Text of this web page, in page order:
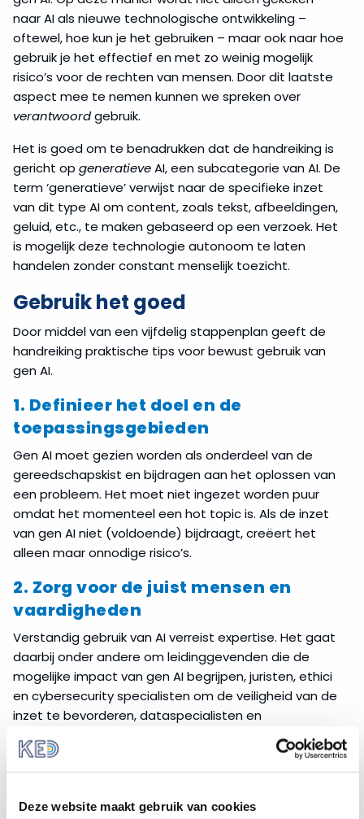
Deze website maakt gebruik van cookies
naar AI als nieuwe technologische ontwikkeling –
oftewel, hoe kun je het gebruiken – maar ook naar hoe
gebruik je het effectief en met zo weinig mogelijk
risico’s voor de rechten van mensen. Door dit laatste
aspect mee te nemen kunnen we spreken over
verantwoordgebruik.
Het is goed om te benadrukken dat de handreiking is
gericht op generatieveAI, een subcategorie van AI. De
term ‘generatieve’ verwijst naar de specifieke inzet
van dit type AI om content, zoals tekst, afbeeldingen,
geluid, etc., te maken gebaseerd op een verzoek. Het
is mogelijk deze technologie autonoom te laten
handelen zonder constant menselijk toezicht.
Gebruik het goed
Door middel van een vijfdelig stappenplan geeft de
handreiking praktische tips voor bewust gebruik van
gen AI.
1. Definieer het doel en de
toepassingsgebieden
Gen AI moet gezien worden als onderdeel van de
gereedschapskist en bijdragen aan het oplossen van
een probleem. Het moet niet ingezet worden puur
omdat het momenteel een hot topic is. Als de inzet
van gen AI niet (voldoende) bijdraagt, creëert het
alleen maar onnodige risico’s.
2. Zorg voor de juist mensen en
vaardigheden
Verstandig gebruik van AI verreist expertise. Het gaat
daarbij onder andere om leidinggevenden die de
mogelijke impact van gen AI begrijpen, juristen, ethici
en cybersecurity specialisten om de veiligheid van de
inzet te bevorderen, dataspecialisten en
softwareontwikkelaars die zorgen voor hoge kwaliteit
data en technologische integratie van de AI in de
organisaties bedrijfsvoering.
Dit betekent echter niet dat iedereen die met AI in